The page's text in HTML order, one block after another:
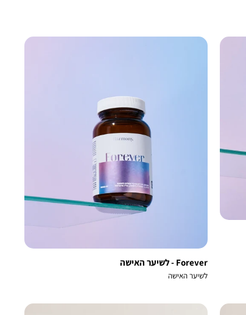
Forever - לשיער האישה
לשיער האישה